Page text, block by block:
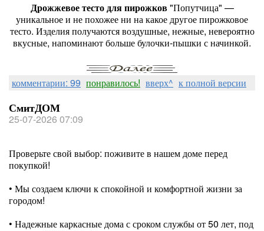
Дрожжевое тесто для пирожков"Попутчица" —
уникальное и не похожее ни на какое другое пирожковое
тесто. Изделия получаются воздушные, нежные, невероятно
вкусные, напоминают больше булочки-пышки с начинкой.
комментарии: 99 понравилось! вверх^ к полной версии
СмитДОМ
25-07-2026 07:09
Проверьте свой выбор: поживите в нашем доме перед
покупкой!
• Мы создаем ключи к спокойной и комфортной жизни за
городом!
• Надежные каркасные дома с сроком службы от 50 лет, под